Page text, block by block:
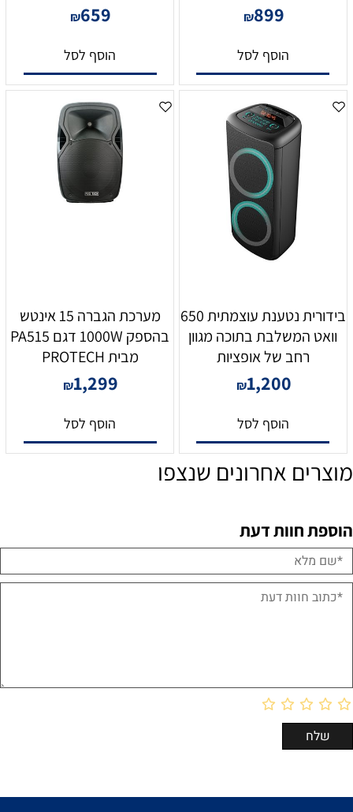
₪899
הוסף לסל
₪659
הוסף לסל
בידורית נטענת עוצמתית 650
וואט המשלבת בתוכה מגוון
רחב של אופציות
₪1,200
הוסף לסל
מערכת הגברה 15 אינטש
בהספק 1000W דגם PA515
מבית PROTECH
₪1,299
הוסף לסל
מוצרים אחרונים שנצפו
הוספת חוות דעת